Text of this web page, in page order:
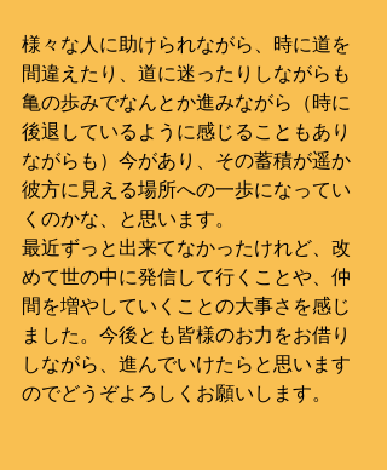
様々な人に助けられながら、時に道を
間違えたり、道に迷ったりしながらも
亀の歩みでなんとか進みながら（時に
後退しているように感じることもあり
ながらも）今があり、その蓄積が遥か
彼方に見える場所への一歩になってい
くのかな、と思います。
最近ずっと出来てなかったけれど、改
めて世の中に発信して行くことや、仲
間を増やしていくことの大事さを感じ
ました。今後とも皆様のお力をお借り
しながら、進んでいけたらと思います
のでどうぞよろしくお願いします。